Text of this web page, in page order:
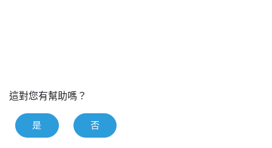
這對您有幫助嗎？
是 否